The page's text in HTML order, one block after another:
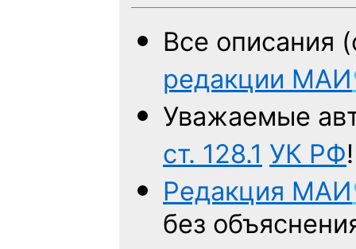
Все описания
редакции МАИ
Уважаемые
ст. 128.1 УК РФ!
Редакция МАИ
без